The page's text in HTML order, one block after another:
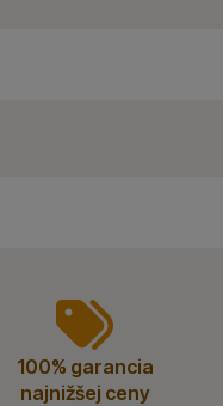
100% garancia
najnižšej ceny